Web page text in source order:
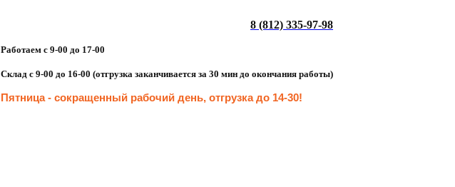
8 (812) 335-97-98
Работаем с 9-00 до 17-00
Склад с 9-00 до 16-00 (отгрузка заканчивается за 30 мин до окончания работы)
Пятница - сокращенный рабочий день, отгрузка до 14-30!